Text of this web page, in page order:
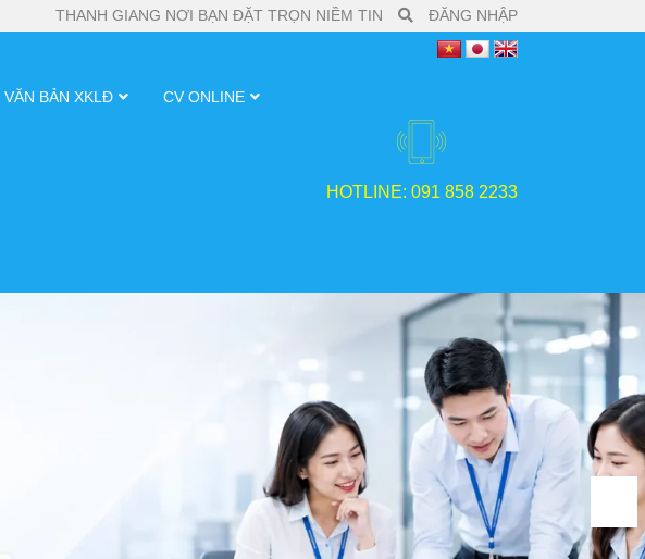
THANH GIANG NƠI BẠN ĐẶT TRỌN NIỀM TIN ĐĂNG NHẬP
VĂN BẢN XKLĐ CV ONLINE
HOTLINE: 091 858 2233